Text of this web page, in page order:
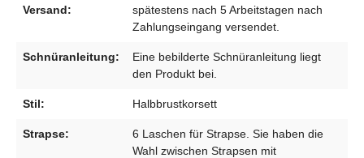
Versand:
spätestens nach 5 Arbeitstagen nach
Zahlungseingang versendet.
Schnüranleitung:
Eine bebilderte Schnüranleitung liegt
den Produkt bei.
Stil: Halbbrustkorsett
Strapse:
6 Laschen für Strapse. Sie haben die
Wahl zwischen Strapsen mit